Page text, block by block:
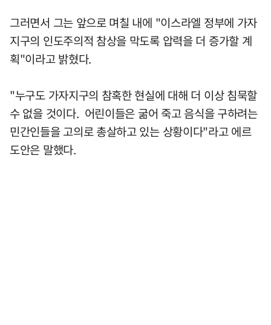
그러면서 그는 앞으로 며칠 내에 "이스라엘 정부에 가자
지구의 인도주의적 참상을 막도록 압력을 더 증가할 계
획"이라고 밝혔다.
"누구도 가자지구의 참혹한 현실에 대해 더 이상 침묵할
수 없을 것이다. 어린이들은 굶어 죽고 음식을 구하려는
민간인들을 고의로 총살하고 있는 상황이다"라고 에르
도안은 말했다.